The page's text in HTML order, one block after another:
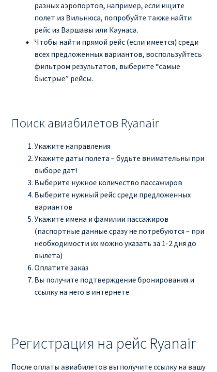
разных аэропортов, например, если ищите
полет из Вильнюса, попробуйте также найти
рейс из Варшавы или Каунаса.
Чтобы найти прямой рейс (если имеется) среди
всех предложенных вариантов, воспользуйтесь
фильтром результатов, выберите “самые
быстрые” рейсы.
Поиск авиабилетов Ryanair
Укажите направления
Укажите даты полета – будьте внимательны при
выборе дат!
Выберите нужное количество пассажиров
Выберите нужный рейс среди предложенных
вариантов
Укажите имена и фамилии пассажиров
(паспортные данные сразу не потребуются – при
необходимости их можно указать за 1-2 дня до
вылета)
Оплатите заказ
Вы получите подтверждение бронирования и
ссылку на него в интернете
Регистрация на рейс Ryanair
После оплаты авиабилетов вы получите ссылку на вашу